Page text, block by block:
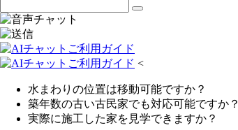
<
水まわりの位置は移動可能ですか？
築年数の古い古民家でも対応可能ですか？
実際に施工した家を見学できますか？